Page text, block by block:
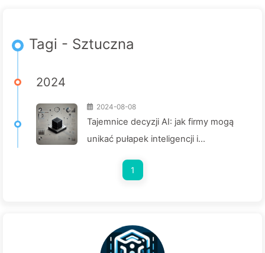
Tagi - Sztuczna
2024
2024-08-08
Tajemnice decyzji AI: jak firmy mogą
unikać pułapek inteligencji i
decyzji— Powoli ucz się AI 136
1